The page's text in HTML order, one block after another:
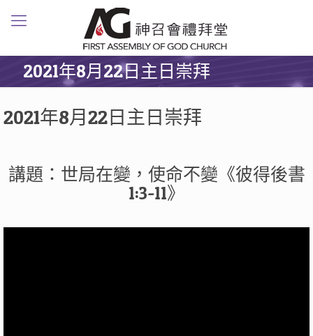
2021年8月22日主日崇拜
2021年8月22日主日崇拜
講題：世局在變，使命不變《彼得後書
1:3-11》